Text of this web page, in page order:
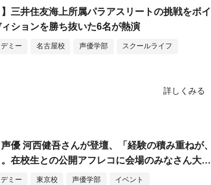
】三井住友海上所属パラアスリートの挑戦をボイ
ションを勝ち抜いた6名が熱演
ミー 名古屋校 声優学部 スクールライフ
詳しくみる
優 河西健吾さんが登壇、「経験の積み重ねが、
在校生との公開アフレコに会場のみなさん大興
ミー 東京校 声優学部 イベント